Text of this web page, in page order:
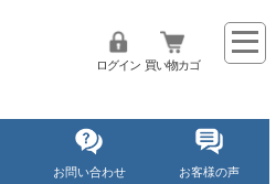
ログイン 買い物カゴ
お問い合わせ お客様の声